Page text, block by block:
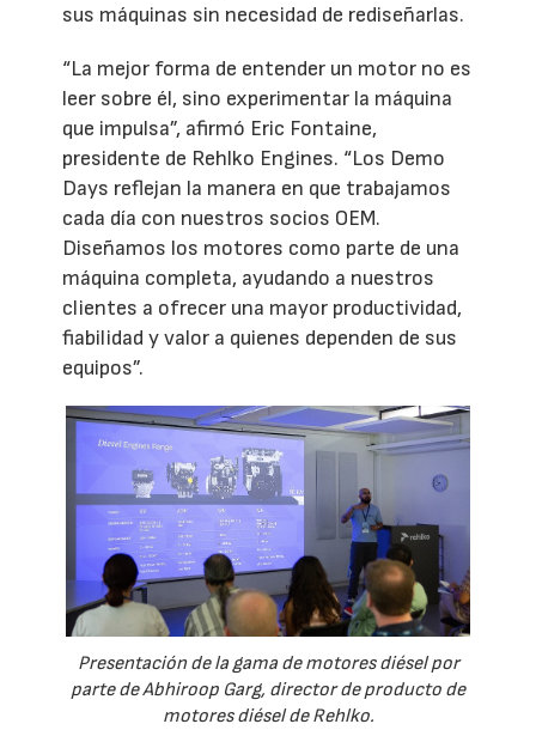
sus máquinas sin necesidad de rediseñarlas.
“La mejor forma de entender un motor no es
leer sobre él, sino experimentar la máquina
que impulsa”, afirmó Eric Fontaine,
presidente de Rehlko Engines. “Los Demo
Days reflejan la manera en que trabajamos
cada día con nuestros socios OEM.
Diseñamos los motores como parte de una
máquina completa, ayudando a nuestros
clientes a ofrecer una mayor productividad,
fiabilidad y valor a quienes dependen de sus
equipos”.
Presentación de la gama de motores diésel por
parte de Abhiroop Garg, director de producto de
motores diésel de Rehlko.